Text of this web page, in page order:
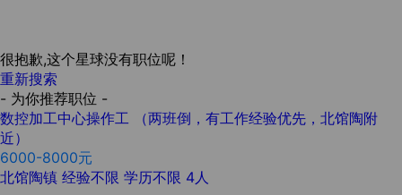
很抱歉,这个星球没有职位呢！
重新搜索
- 为你推荐职位 -
数控加工中心操作工 （两班倒，有工作经验优先，北馆陶附
近）
6000-8000元
北馆陶镇 经验不限 学历不限 4人